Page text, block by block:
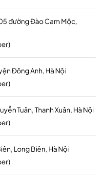
đường Đào Cam Mộc,
Đông Anh, Hà Nội
Tuân, Thanh Xuân, Hà Nội
Long Biên, Hà Nội